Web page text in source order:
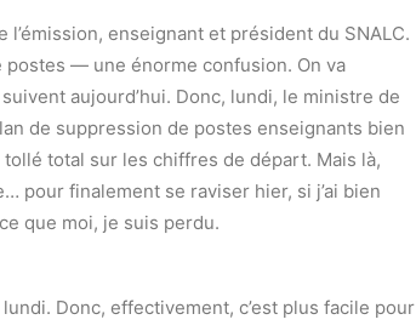
enseignant et président du SNALC.
postes — une énorme confusion. On va
aujourd’hui. Donc, lundi, le ministre de
de suppression de postes enseignants bien
total sur les chiffres de départ. Mais là,
pour finalement se raviser hier, si j’ai bien
que moi, je suis perdu.
lundi. Donc, effectivement, c’est plus facile pour